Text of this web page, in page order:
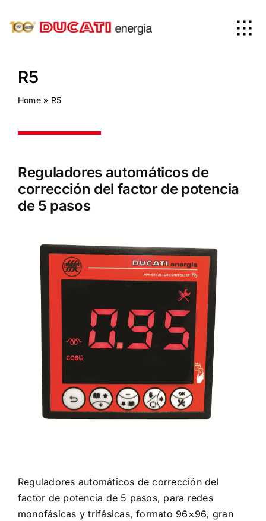
News
Certificaciones
Contactos
Español
R5
Home» R5
Reguladores automáticos de
corrección del factor de potencia
de 5 pasos
Reguladores automáticos de corrección del
factor de potencia de 5 pasos, para redes
monofásicas y trifásicas, formato 96×96, gran